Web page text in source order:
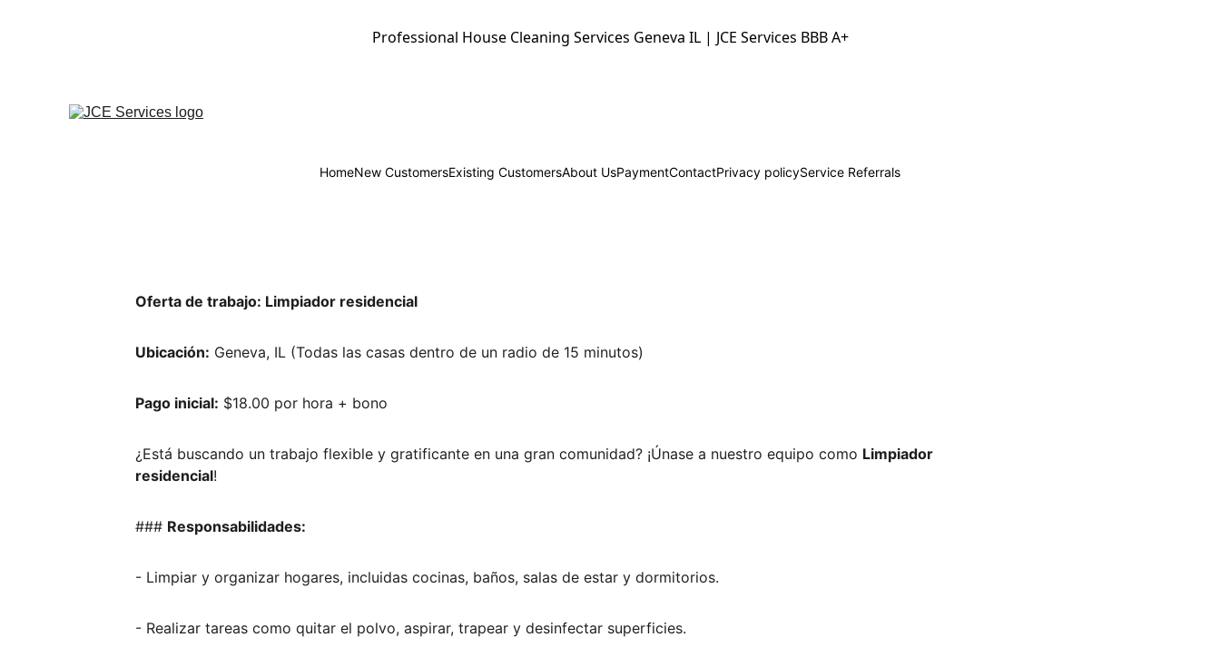
Professional House Cleaning Services Geneva IL | JCE Services BBB A+
HomeNew CustomersExisting CustomersAbout UsPaymentContactPrivacy policyService Referrals
Oferta de trabajo: Limpiador residencial
Ubicación: Geneva, IL (Todas las casas dentro de un radio de 15 minutos)
Pago inicial: $18.00 por hora + bono
¿Está buscando un trabajo flexible y gratificante en una gran comunidad? ¡Únase a nuestro equipo como Limpiador
residencial!
### Responsabilidades:
- Limpiar y organizar hogares, incluidas cocinas, baños, salas de estar y dormitorios.
- Realizar tareas como quitar el polvo, aspirar, trapear y desinfectar superficies.